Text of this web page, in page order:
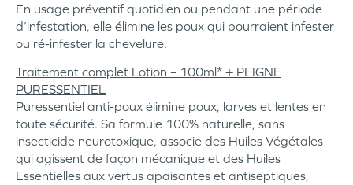
En usage préventif quotidien ou pendant une période
d’infestation, elle élimine les poux qui pourraient infester
ou ré-infester la chevelure.
Traitement complet Lotion – 100ml* + PEIGNE
PURESSENTIEL
Puressentiel anti-poux élimine poux, larves et lentes en
toute sécurité. Sa formule 100% naturelle, sans
insecticide neurotoxique, associe des Huiles Végétales
qui agissent de façon mécanique et des Huiles
Essentielles aux vertus apaisantes et antiseptiques,